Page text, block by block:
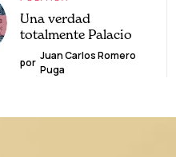
Una verdad
totalmente Palacio
por
Juan Carlos Romero
Puga